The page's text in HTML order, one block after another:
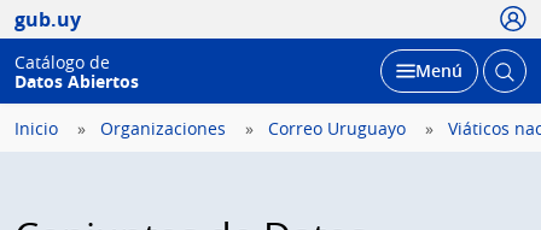
gub.uy
Catálogo de
Datos Abiertos
Desplegar
Menú Abrir
Inicio Organizaciones Correo Uruguayo Viáticos